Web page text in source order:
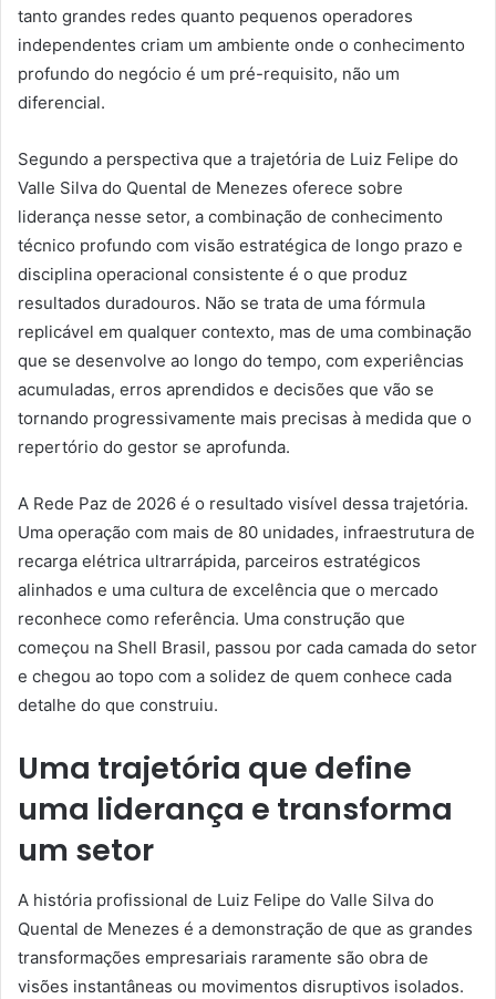
tanto grandes redes quanto pequenos operadores
independentes criam um ambiente onde o conhecimento
profundo do negócio é um pré-requisito, não um
diferencial.
Segundo a perspectiva que a trajetória de Luiz Felipe do
Valle Silva do Quental de Menezes oferece sobre
liderança nesse setor, a combinação de conhecimento
técnico profundo com visão estratégica de longo prazo e
disciplina operacional consistente é o que produz
resultados duradouros. Não se trata de uma fórmula
replicável em qualquer contexto, mas de uma combinação
que se desenvolve ao longo do tempo, com experiências
acumuladas, erros aprendidos e decisões que vão se
tornando progressivamente mais precisas à medida que o
repertório do gestor se aprofunda.
A Rede Paz de 2026 é o resultado visível dessa trajetória.
Uma operação com mais de 80 unidades, infraestrutura de
recarga elétrica ultrarrápida, parceiros estratégicos
alinhados e uma cultura de excelência que o mercado
reconhece como referência. Uma construção que
começou na Shell Brasil, passou por cada camada do setor
e chegou ao topo com a solidez de quem conhece cada
detalhe do que construiu.
Uma trajetória que define
uma liderança e transforma
um setor
A história profissional de Luiz Felipe do Valle Silva do
Quental de Menezes é a demonstração de que as grandes
transformações empresariais raramente são obra de
visões instantâneas ou movimentos disruptivos isolados.